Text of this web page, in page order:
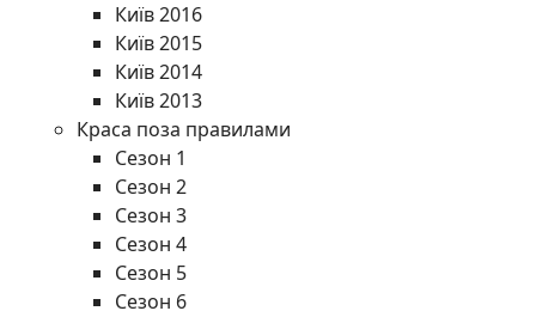
Київ 2016
Київ 2015
Київ 2014
Київ 2013
Краса поза правилами
Сезон 1
Сезон 2
Сезон 3
Сезон 4
Сезон 5
Сезон 6